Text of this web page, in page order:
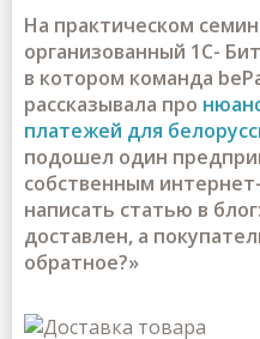
На практическом
организованный 1С-
в котором команда
рассказывала про
платежей для
подошел один
собственным
написать статью в
доставлен, а
обратное?»